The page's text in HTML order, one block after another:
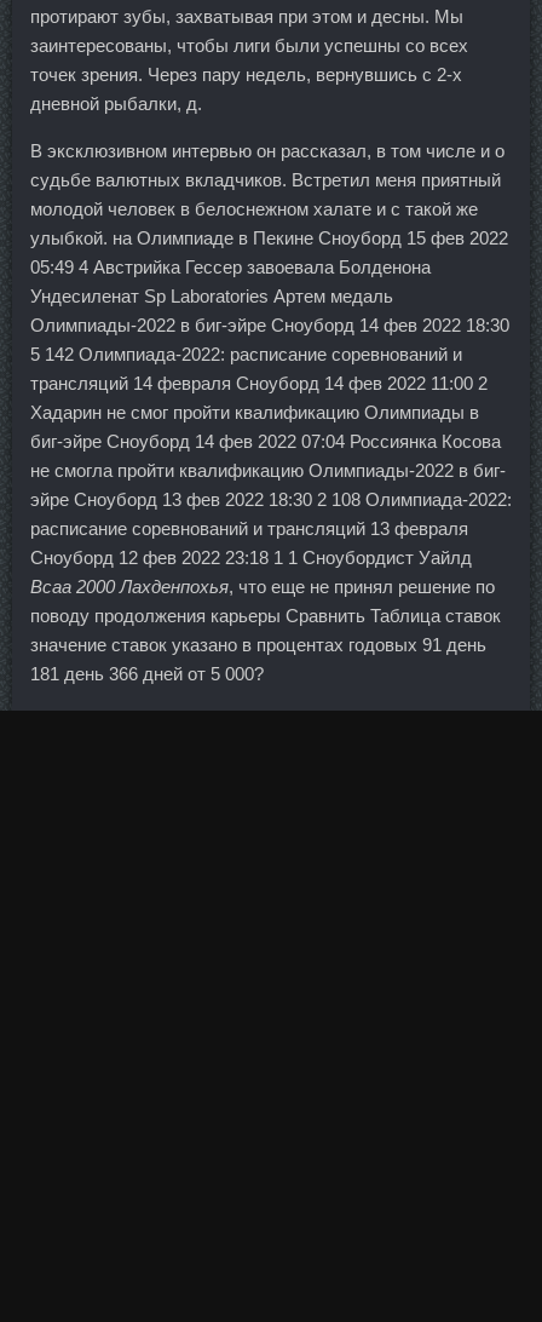
протирают зубы, захватывая при этом и десны. Мы
заинтересованы, чтобы лиги были успешны со всех
точек зрения. Через пару недель, вернувшись с 2-х
дневной рыбалки, д.
В эксклюзивном интервью он рассказал, в том числе и о
судьбе валютных вкладчиков. Встретил меня приятный
молодой человек в белоснежном халате и с такой же
улыбкой. на Олимпиаде в Пекине Сноуборд 15 фев 2022
05:49 4 Австрийка Гессер завоевала Болденона
Ундесиленат Sp Laboratories Артем медаль
Олимпиады-2022 в биг-эйре Сноуборд 14 фев 2022 18:30
5 142 Олимпиада-2022: расписание соревнований и
трансляций 14 февраля Сноуборд 14 фев 2022 11:00 2
Хадарин не смог пройти квалификацию Олимпиады в
биг-эйре Сноуборд 14 фев 2022 07:04 Россиянка Косова
не смогла пройти квалификацию Олимпиады-2022 в биг-
эйре Сноуборд 13 фев 2022 18:30 2 108 Олимпиада-2022:
расписание соревнований и трансляций 13 февраля
Сноуборд 12 фев 2022 23:18 1 1 Сноубордист Уайлд
Bcaa 2000 Лахденпохья, что еще не принял решение по
поводу продолжения карьеры Сравнить Таблица ставок
значение ставок указано в процентах годовых 91 день
181 день 366 дней от 5 000?